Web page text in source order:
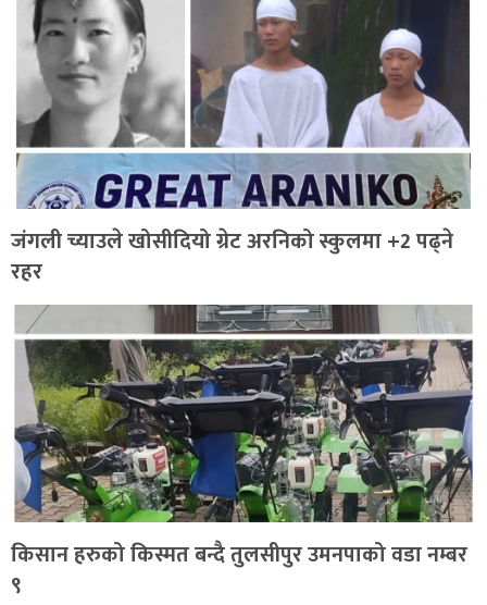
जंगली च्याउले खोसीदियो ग्रेट अरनिको स्कुलमा +2 पढ्ने
रहर
किसान हरुको किस्मत बन्दै तुलसीपुर उमनपाको वडा नम्बर
९